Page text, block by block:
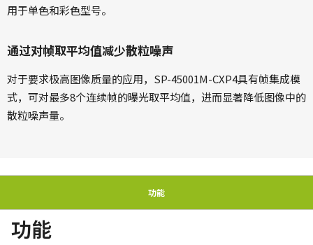
用于单色和彩色型号。
通过对帧取平均值减少散粒噪声
对于要求极高图像质量的应用，SP-45001M-CXP4具有帧集成模
式，可对最多8个连续帧的曝光取平均值，进而显著降低图像中的
散粒噪声量。
功能
功能